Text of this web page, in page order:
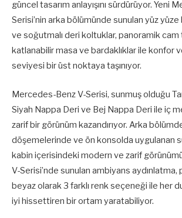
güncel tasarım anlayışını sürdürüyor. Yeni
Serisi’nin arka bölümünde sunulan yüz yüze
ve soğutmalı deri koltuklar, panoramik
katlanabilir masa ve bardaklıklar ile konfor
seviyesi bir üst noktaya taşınıyor.
Mercedes-Benz V-Serisi, sunmuş olduğu
Siyah Nappa Deri ve Bej Nappa Deri ile iç
zarif bir görünüm kazandırıyor. Arka
döşemelerinde ve ön konsolda uygulanan
kabin içerisindeki modern ve zarif
V-Serisi’nde sunulan ambiyans aydınlatma,
beyaz olarak 3 farklı renk seçeneği ile her
iyi hissettiren bir ortam yaratabiliyor.